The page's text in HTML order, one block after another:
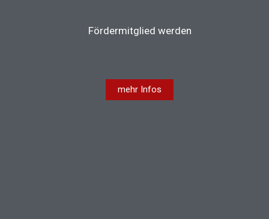
Fördermitglied werden
mehr Infos